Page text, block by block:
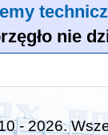
nie
- 2026.